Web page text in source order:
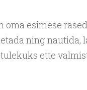
oma esimese
ning nautida,
ette